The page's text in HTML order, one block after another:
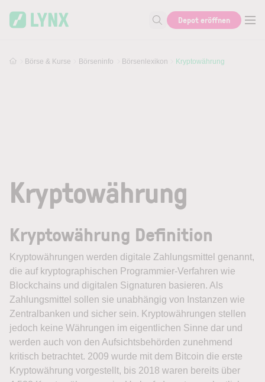
Suche nach Aktie, Autor...
Depot eröffnen
Börse & Kurse Börseninfo Börsenlexikon Kryptowährung
Kryptowährung
Kryptowährung Definition
Kryptowährungen werden digitale Zahlungsmittel genannt,
die auf kryptographischen Programmier-Verfahren wie
Blockchains und digitalen Signaturen basieren. Als
Zahlungsmittel sollen sie unabhängig von Instanzen wie
Zentralbanken und sicher sein. Kryptowährungen stellen
jedoch keine Währungen im eigentlichen Sinne dar und
werden auch von den Aufsichtsbehörden zunehmend
kritisch betrachtet. 2009 wurde mit dem Bitcoin die erste
Kryptowährung vorgestellt, bis 2018 waren bereits über